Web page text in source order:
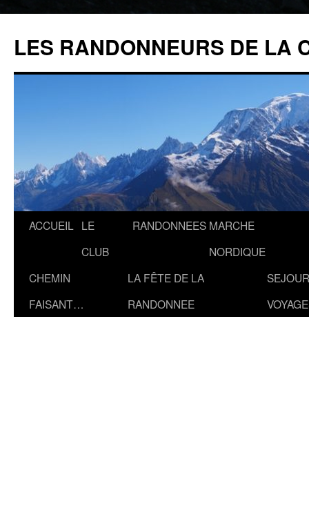
contenu
LES RANDONNEURS DE LA
ACCUEIL LE
CLUB
RANDONNEES MARCHE
NORDIQUE
CHEMIN
FAISANT…
LA FÊTE DE LA
RANDONNEE